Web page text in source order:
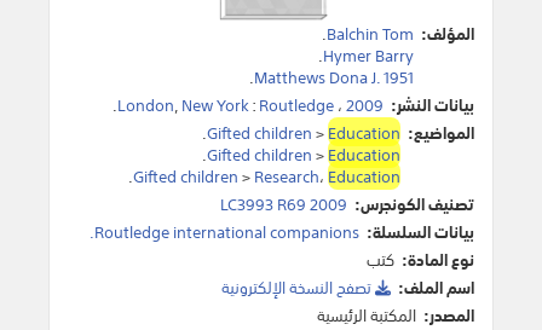
المؤلف: Balchin Tom
.
Hymer Barry
.
Matthews Dona J. 1951
.
بيانات النشر:
London,New York:Routledge،2009
.
المواضيع:
Gifted children>Education
.
Gifted children>Education
.
Gifted children>Research،Education
.
تصنيف الكونجرس: LC3993 R69 2009
بيانات السلسلة: Routledge international companions.
نوع المادة: كتب
اسم الملف:
تصفح النسخة اﻹلكترونية
المصدر: المكتبة الرئيسية